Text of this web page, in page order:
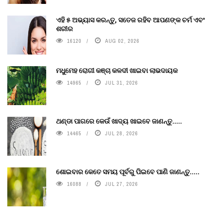
ଏହି ୫ ଅଭ୍ୟାସ କରନ୍ତୁ, ସତେଜ ରହିବ ଆପଣଙ୍କ ଚର୍ମ ଏବଂ
ଶରୀର
16120 AUG 02, 2026
ମଧୁମେହ ରୋଗୀ କଞ୍ଚା କଳଦୀ ଖାଇବା ଲାଭଦାୟକ
14965 JUL 31, 2026
ଥଣ୍ଡା ପାଗରେ କେଉଁ ଖାଦ୍ୟ ଖାଇବେ ଜାଣନ୍ତୁ.....
14465 JUL 28, 2026
ଶୋଇବାର କେତେ ସମୟ ପୂର୍ବରୁ ପିଇବେ ପାଣି ଜାଣନ୍ତୁ.....
16088 JUL 27, 2026